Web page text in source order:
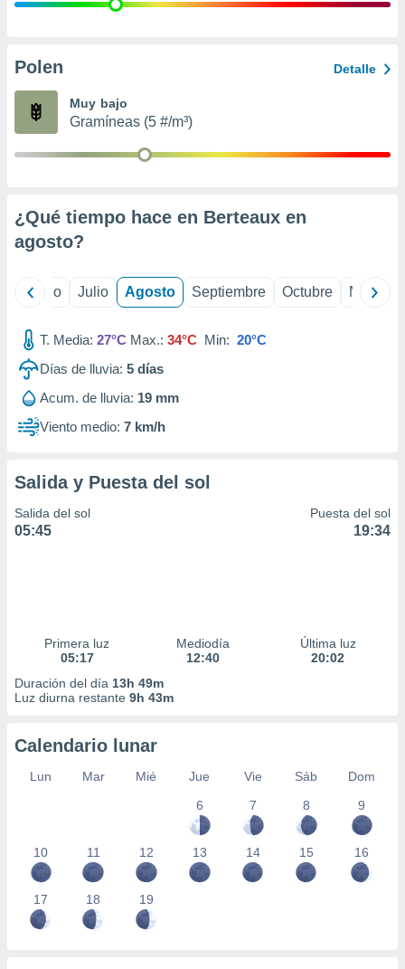
publicidad
de
Polen Detalle
Muy bajo
Gramíneas (5 #/m³)
¿Qué tiempo hace en Berteaux en
agosto?
Junio Julio Agosto Septiembre Octubre
T. Media: 27°C Max.: 34°C Min: 20°C
Días de lluvia: 5 días
Acum. de lluvia: 19 mm
Viento medio: 7 km/h
Salida y Puesta del sol
Salida del sol
05:45
Puesta del sol
19:34
Primera luz
05:17
Mediodía
12:40
Última luz
20:02
Duración del día 13h 49m
Luz diurna restante 9h 43m
Calendario lunar
Lun Mar Mié Jue Vie Sáb
Dom
6
7 8 9
10 11 12 13 14 15 16
17 18 19